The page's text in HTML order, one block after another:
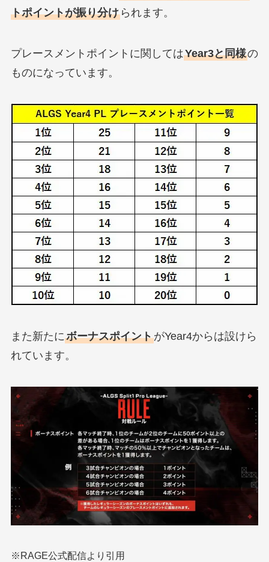
トポイントが振り分けられます。
プレースメントポイントに関してはYear3と同様の
ものになっています。
また新たにボーナスポイントがYear4からは設けら
れています。
※RAGE公式配信より引用